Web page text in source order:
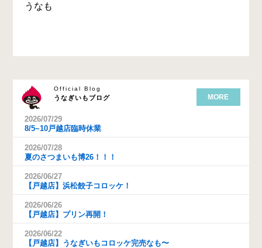
うなも
うなぎいもブログ
Official Blog
MORE
2026/07/29
8/5~10戸越店臨時休業
2026/07/28
夏のさつまいも博26！！！
2026/06/27
【戸越店】浜松餃子コロッケ！
2026/06/26
【戸越店】プリン再開！
2026/06/22
【戸越店】うなぎいもコロッケ完売なも〜